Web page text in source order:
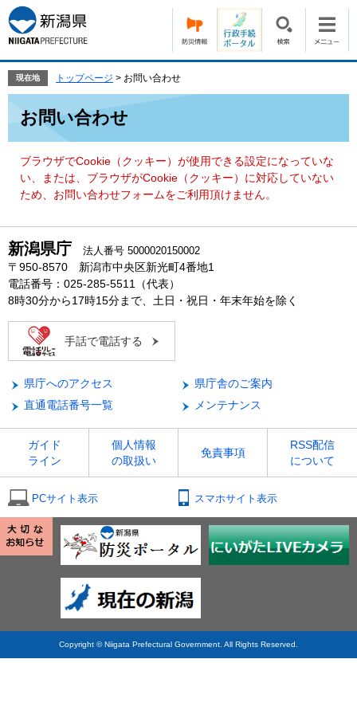
ー
ジ
の
頭
す。
ニ
ュ
ー
飛
て
現在地 トップページ > お問い合わせ
お問い合わせ
ブラウザでCookie（クッキー）が使用できる設定になっていな
い、または、ブラウザがCookie（クッキー）に対応していない
ため、お問い合わせフォームをご利用頂けません。
新潟県庁 法人番号 5000020150002
〒950-8570 新潟市中央区新光町4番地1
電話番号：025-285-5511（代表）
8時30分から17時15分まで、土日・祝日・年末年始を除く
手話で電話する
県庁へのアクセス
県庁舎のご案内
直通電話番号一覧
メンテナンス
ガイド
ライン
個人情報
の取扱い
免責事項
RSS配信
について
PCサイト表示 スマホサイト表示
Copyright © Niigata Prefectural Government. All Rights Reserved.